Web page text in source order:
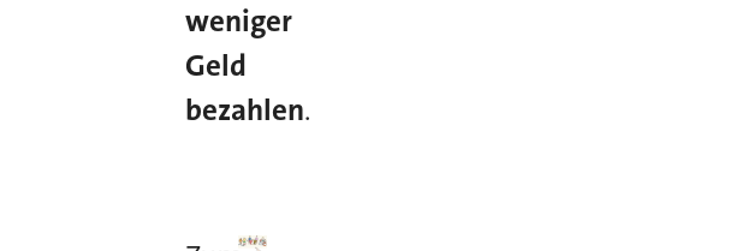
weniger
Geld
bezahlen.